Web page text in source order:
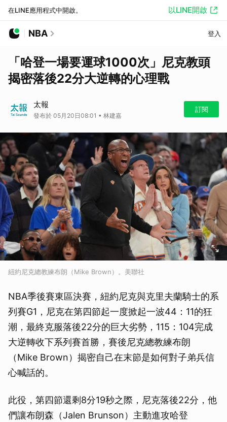
在LINE應用程式中開啟。 以LINE開啟
NBA 登入
「哈登一場要運球1000次」尼克教頭
揭密落後22分大逆轉的心理戰
太報
發布於 05月20日08:01 • 林建嘉
訂閱
紐約尼克總教練布朗（Mike Brown）。美聯社
NBA季後賽東區決賽，紐約尼克與克里夫蘭騎士的系
列賽G1，尼克在第四節起一度掀起一波44：11的狂
潮，最終克服落後22分的巨大劣勢，115：104完成
大逆轉收下系列賽首勝，賽後尼克總教練布朗
（Mike Brown）揭密自己在末節是如何對子弟兵信
心喊話的。
此役，第四節還剩8分19秒之際，尼克落後22分，他
們讓布朗森（Jalen Brunson）主動進攻哈登